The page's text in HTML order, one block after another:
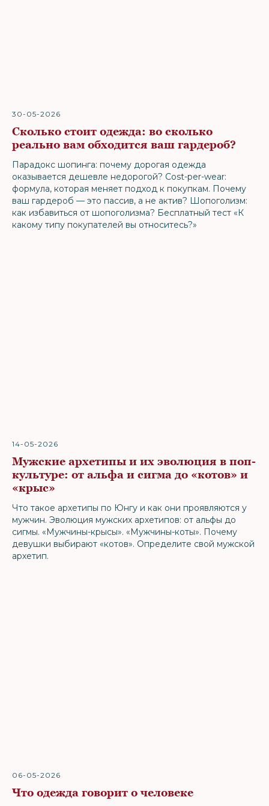
30-05-2026
Сколько стоит одежда: во сколько
реально вам обходится ваш гардероб?
Парадокс шопинга: почему дорогая одежда
оказывается дешевле недорогой? Cost-per-wear:
формула, которая меняет подход к покупкам. Почему
ваш гардероб — это пассив, а не актив? Шопоголизм:
как избавиться от шопоголизма? Бесплатный тест «К
какому типу покупателей вы относитесь?»
14-05-2026
Мужские архетипы и их эволюция в поп-
культуре: от альфа и сигма до «котов» и
«крыс»
Что такое архетипы по Юнгу и как они проявляются у
мужчин. Эволюция мужских архетипов: от альфы до
сигмы. «Мужчины-крысы». «Мужчины-коты». Почему
девушки выбирают «котов». Определите свой мужской
архетип.
06-05-2026
Что одежда говорит о человеке